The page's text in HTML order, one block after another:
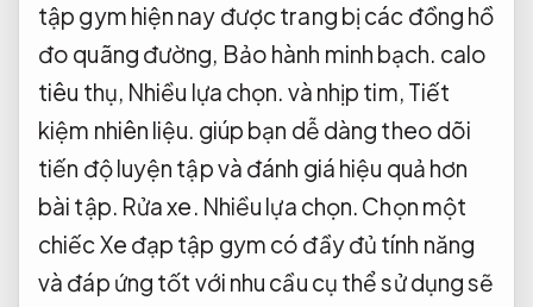
tập gym hiện nay được trang bị các đồng hồ
đo quãng đường, Bảo hành minh bạch. calo
tiêu thụ, Nhiều lựa chọn. và nhịp tim, Tiết
kiệm nhiên liệu. giúp bạn dễ dàng theo dõi
tiến độ luyện tập và đánh giá hiệu quả hơn
bài tập. Rửa xe. Nhiều lựa chọn. Chọn một
chiếc Xe đạp tập gym có đầy đủ tính năng
và đáp ứng tốt với nhu cầu cụ thể sử dụng sẽ